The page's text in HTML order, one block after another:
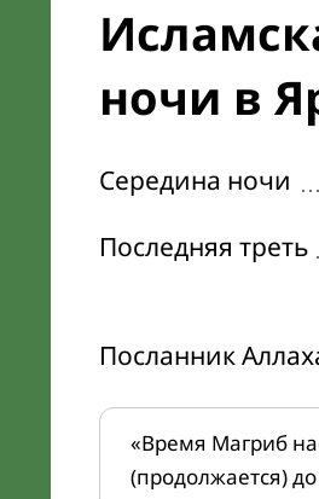
ночи в
Середина ночи
Последняя треть
«Время Магриб
(продолжается)